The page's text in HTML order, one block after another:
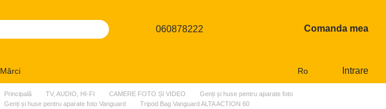
060878222 Comanda mea
Mărci Ro Intrare
Principală TV, AUDIO, HI-FI CAMERE FOTO ȘI VIDEO
Genți și huse pentru aparate foto
Genți și huse pentru aparate foto Vanguard
Tripod Bag Vanguard ALTA ACTION 60